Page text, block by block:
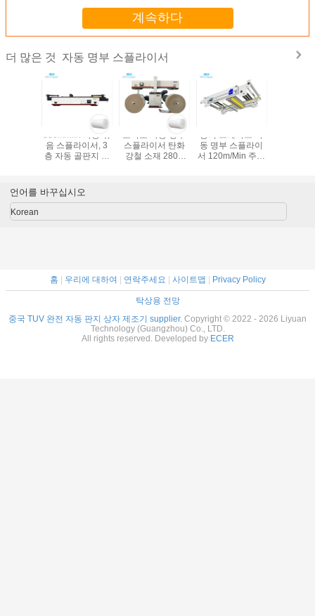
계속하다
더 많은 것 자동 명부 스플라이서
350m/Min 자동 묶
음 스플라이서, 3
층 자동 골판지 박
고속도 자동 명부
스플라이서 탄화
강철 소재 2800
공기 브레이크 자
동 명부 스플라이
서 120m/Min 주행
언어를 바꾸십시오
Korean
홈 | 우리에 대하여 | 연락주세요 | 사이트맵 | Privacy Policy
탁상용 전망
중국 TUV 완전 자동 판지 상자 제조기 supplier. Copyright © 2022 - 2026 Liyuan
Technology (Guangzhou) Co., LTD.
All rights reserved. Developed by ECER